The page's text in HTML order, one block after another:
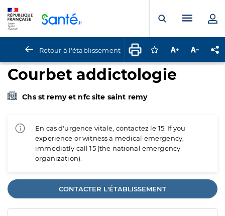
Ouvrir laMenu
Retour à l'établissement Connectez-vous
Augmenter la
Courbet addictologie
Chs st remy et nfc site saint remy
En cas d'urgence vitale, contactez le 15. If you
experience or witness a medical emergency,
immediatly call 15 (the national emergency
organization).
CONTACTER L'ÉTABLISSEMENT